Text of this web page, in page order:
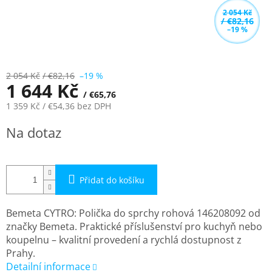
2 054 Kč
/ €82,16
–19 %
2 054 Kč / €82,16 –19 %
1 644 Kč / €65,76
1 359 Kč / €54,36 bez DPH
cena:
Na dotaz
Přidat do košíku
Bemeta CYTRO: Polička do sprchy rohová 146208092 od
značky Bemeta. Praktické příslušenství pro kuchyň nebo
koupelnu – kvalitní provedení a rychlá dostupnost z
Prahy.
Detailní informace